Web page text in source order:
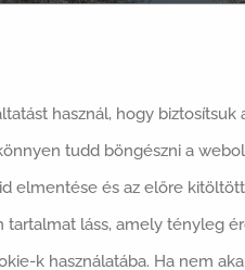
használ, hogy
tudd böngészni a
elmentése és az előre
tartalmat láss, amely tényleg
k használatába. Ha nem